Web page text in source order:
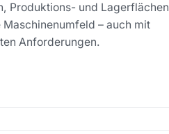
Produktions- und Lagerflächen
Maschinenumfeld – auch mit
Anforderungen.